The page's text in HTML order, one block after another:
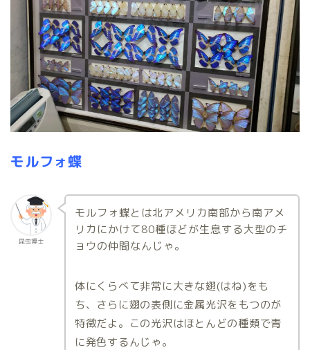
モルフォ蝶
昆虫博士
モルフォ蝶とは北アメリカ南部から南アメ
リカにかけて80種ほどが生息する大型のチ
ョウの仲間なんじゃ。
体にくらべて非常に大きな翅(はね)をも
ち、さらに翅の表側に金属光沢をもつのが
特徴だよ。この光沢はほとんどの種類で青
に発色するんじゃ。